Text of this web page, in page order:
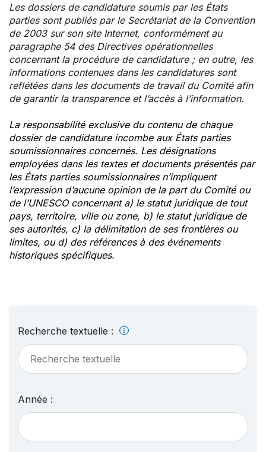
Les dossiers de candidature soumis par les États
parties sont publiés par le Secrétariat de la Convention
de 2003 sur son site Internet, conformément au
paragraphe 54 des Directives opérationnelles
concernant la procédure de candidature ; en outre, les
informations contenues dans les candidatures sont
reflétées dans les documents de travail du Comité afin
de garantir la transparence et l’accès à l’information.
La responsabilité exclusive du contenu de chaque
dossier de candidature incombe aux États parties
soumissionnaires concernés. Les désignations
employées dans les textes et documents présentés par
les États parties soumissionnaires n’impliquent
l’expression d’aucune opinion de la part du Comité ou
de l’UNESCO concernant a) le statut juridique de tout
pays, territoire, ville ou zone, b) le statut juridique de
ses autorités, c) la délimitation de ses frontières ou
limites, ou d) des références à des événements
historiques spécifiques.
Recherche textuelle :
Année :